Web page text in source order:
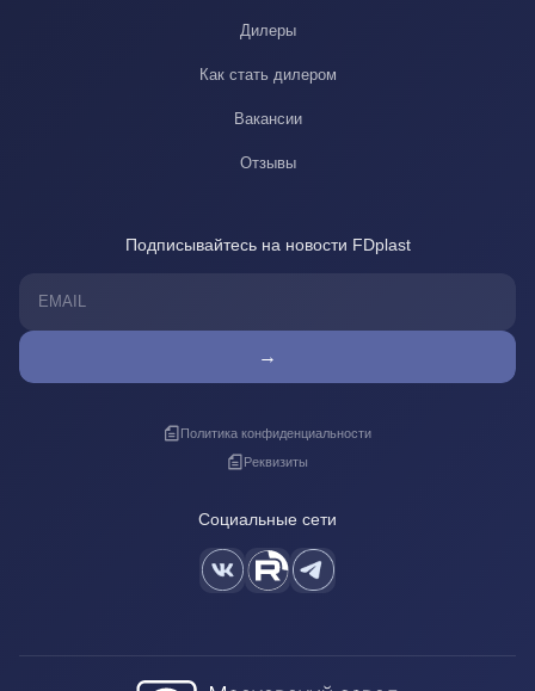
Дилеры
Как стать дилером
Вакансии
Отзывы
Подписывайтесь на новости FDplast
→
Политика конфиденциальности
Реквизиты
Социальные сети